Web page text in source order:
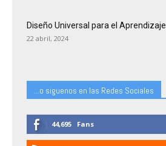
Diseño Universal para el Aprendizaje
22 abril, 2024
...o siguenos en las Redes Sociales
44,695 Fans